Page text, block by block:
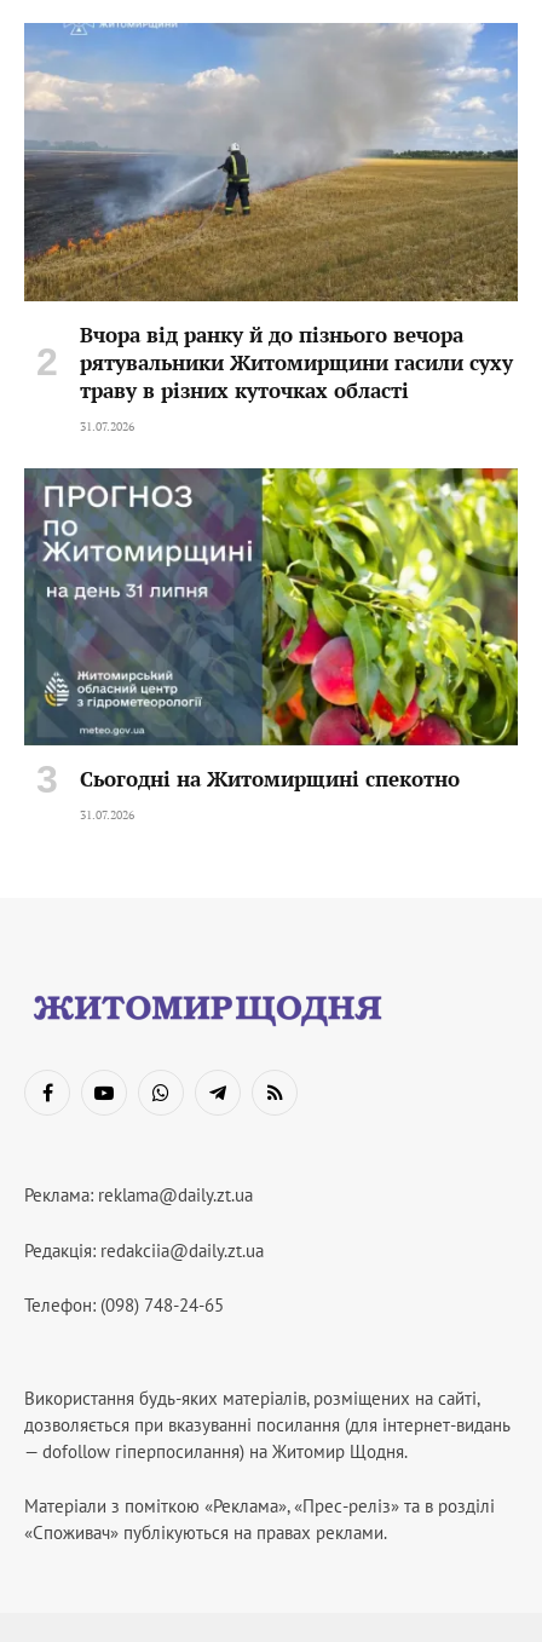
Вчора від ранку й до пізнього вечора
рятувальники Житомирщини гасили суху
траву в різних куточках області
31.07.2026
Сьогодні на Житомирщині спекотно
31.07.2026
FacebookYouTubeWhatsAppTelegramRSS
Реклама: reklama@daily.zt.ua
Редакція: redakciia@daily.zt.ua
Телефон: (098) 748-24-65
Використання будь-яких матеріалів, розміщених на сайті,
дозволяється при вказуванні посилання (для інтернет-видань
— dofollow гіперпосилання) на Житомир Щодня.
Матеріали з поміткою «Реклама», «Прес-реліз» та в розділі
«Споживач» публікуються на правах реклами.